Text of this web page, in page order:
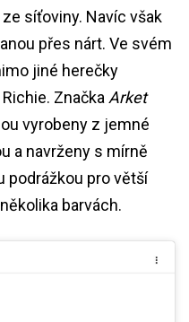
síťoviny. Navíc však
přes nárt. Ve svém
jiné herečky
Značka Arket
vyrobeny z jemné
a navrženy s mírně
podrážkou pro větší
barvách.